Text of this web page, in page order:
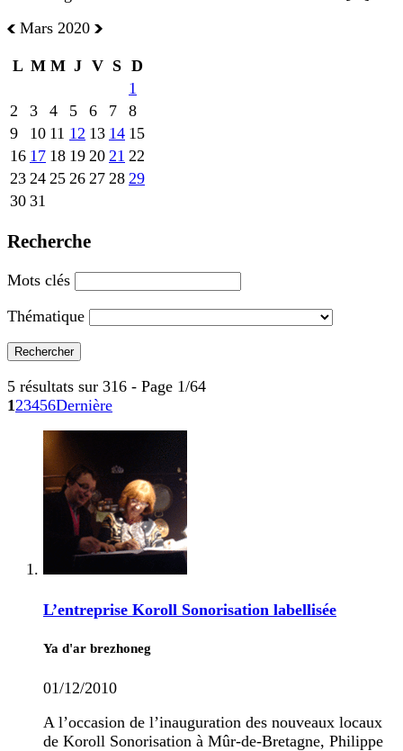
Mars 2020
L M M J V S D
1
2
3 4 5 6 7
8
9
10 11 12 13 14 15
16 17 18 19 20 21 22
23 24 25 26 27 28 29
30 31
Recherche
Mots clés
Thématique
5 résultats sur 316 - Page 1/64
1 23456Dernière
L’entreprise Koroll Sonorisation labellisée
Ya d'ar brezhoneg
01/12/2010
A l’occasion de l’inauguration des nouveaux locaux
de Koroll Sonorisation à Mûr-de-Bretagne, Philippe